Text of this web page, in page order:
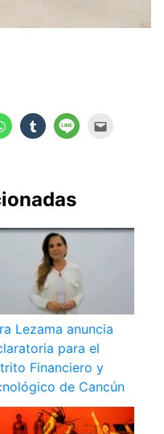
Lezama anuncia
para el
Financiero y
de Cancún